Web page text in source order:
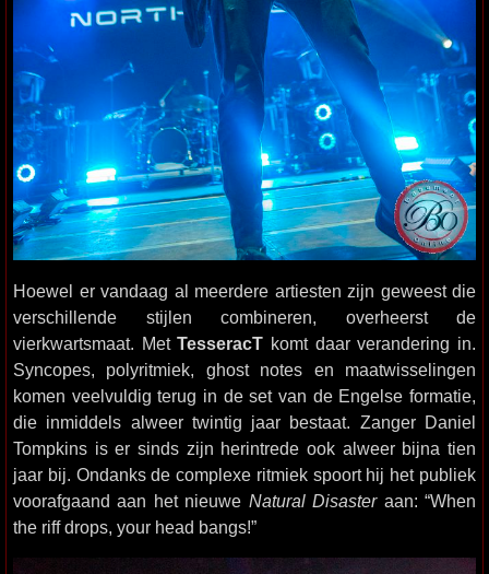
Hoewel er vandaag al meerdere artiesten zijn geweest die
verschillende stijlen combineren, overheerst de
vierkwartsmaat. MetTesseracT komt daar verandering in.
Syncopes, polyritmiek, ghost notes en maatwisselingen
komen veelvuldig terug in de set van de Engelse formatie,
die inmiddels alweer twintig jaar bestaat. Zanger Daniel
Tompkins is er sinds zijn herintrede ook alweer bijna tien
jaar bij. Ondanks de complexe ritmiek spoort hij het publiek
voorafgaand aan het nieuwe Natural Disasteraan: “When
the riff drops, your head bangs!”